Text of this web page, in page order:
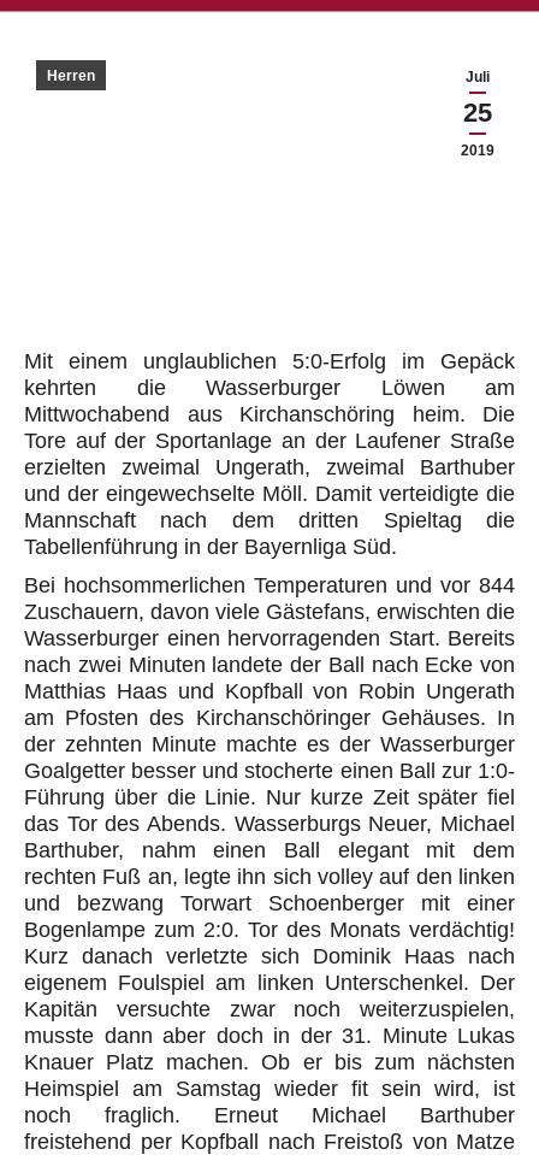
Juli
25
2019
Herren
Mit einem unglaublichen 5:0-Erfolg im Gepäck
kehrten die Wasserburger Löwen am
Mittwochabend aus Kirchanschöring heim. Die
Tore auf der Sportanlage an der Laufener Straße
erzielten zweimal Ungerath, zweimal Barthuber
und der eingewechselte Möll. Damit verteidigte die
Mannschaft nach dem dritten Spieltag die
Tabellenführung in der Bayernliga Süd.
Bei hochsommerlichen Temperaturen und vor 844
Zuschauern, davon viele Gästefans, erwischten die
Wasserburger einen hervorragenden Start. Bereits
nach zwei Minuten landete der Ball nach Ecke von
Matthias Haas und Kopfball von Robin Ungerath
am Pfosten des Kirchanschöringer Gehäuses. In
der zehnten Minute machte es der Wasserburger
Goalgetter besser und stocherte einen Ball zur 1:0-
Führung über die Linie. Nur kurze Zeit später fiel
das Tor des Abends. Wasserburgs Neuer, Michael
Barthuber, nahm einen Ball elegant mit dem
rechten Fuß an, legte ihn sich volley auf den linken
und bezwang Torwart Schoenberger mit einer
Bogenlampe zum 2:0. Tor des Monats verdächtig!
Kurz danach verletzte sich Dominik Haas nach
eigenem Foulspiel am linken Unterschenkel. Der
Kapitän versuchte zwar noch weiterzuspielen,
musste dann aber doch in der 31. Minute Lukas
Knauer Platz machen. Ob er bis zum nächsten
Heimspiel am Samstag wieder fit sein wird, ist
noch fraglich. Erneut Michael Barthuber
freistehend per Kopfball nach Freistoß von Matze